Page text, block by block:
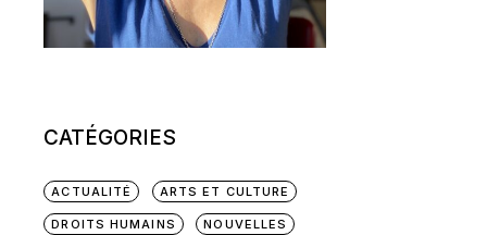
CATÉGORIES
ACTUALITÉ ARTS ET CULTURE
DROITS HUMAINS NOUVELLES